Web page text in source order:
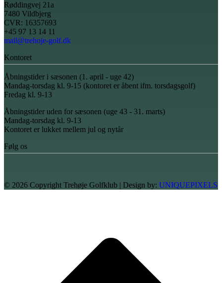
Røddingvej 21a
7480 Vildbjerg
CVR: 16357693
+45 97 13 14 11
mail@trehoje-golf.dk
Kontoret
Åbningstider i sæsonen (1. april - uge 42)
Mandag-torsdag kl. 9-15 (kontoret er åbent ifm. torsdagsgolf)
Fredag kl. 9-13
Åbningstider uden for sæsonen (uge 43 - 31. marts)
Mandag-torsdag kl. 9-13
Kontoret er lukket mellem jul og nytår
Følg os
© 2026 Copyright Trehøje Golfklub | Design by: UNIQUEPIXELS